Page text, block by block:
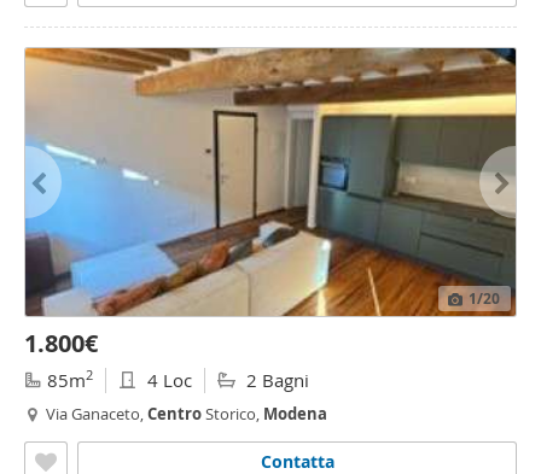
1/20
1.800€
85m2 4 Loc 2 Bagni
Via Ganaceto,CentroStorico, Modena
Contatta